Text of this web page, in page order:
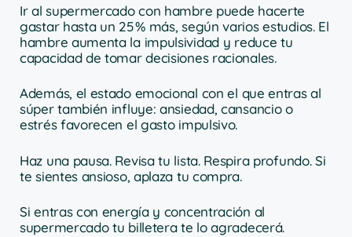
Ir al supermercado con hambre puede hacerte
gastar hasta un 25 % más, según varios estudios. El
hambre aumenta la impulsividad y reduce tu
capacidad de tomar decisiones racionales.
Además, el estado emocional con el que entras al
súper también influye: ansiedad, cansancio o
estrés favorecen el gasto impulsivo.
Haz una pausa. Revisa tu lista. Respira profundo. Si
te sientes ansioso, aplaza tu compra.
Si entras con energía y concentración al
supermercado tu billetera te lo agradecerá.